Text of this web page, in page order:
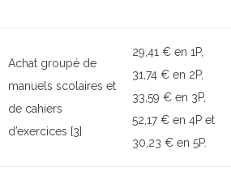
Achat groupé de
manuels scolaires et
de cahiers
d’exercices [3]
29,41 € en 1P,
31,74 € en 2P,
33,59 € en 3P,
52,17 € en 4P et
30,23 € en 5P.